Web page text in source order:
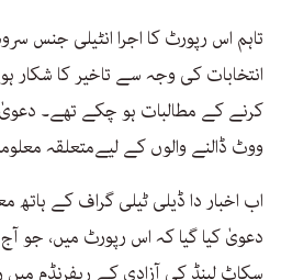
تاہم اس رپورٹ کا اجرا انٹیلی جنس
انتخابات کی وجہ سے تاخیر کا شکار ہو
کرنے کے مطالبات ہو چکے تھے۔ دعویٰ
ووٹ ڈالنے والوں کے لیےمتعلقہ
اب اخبار دا ڈیلی ٹیلی گراف کے
دعویٰ کیا گیا کہ اس رپورٹ میں، جو
سکاٹ لینڈ کی آزادی کے ریفرنڈم